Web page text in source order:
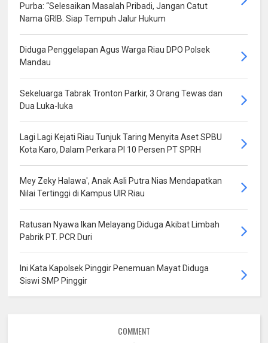
Purba: “Selesaikan Masalah Pribadi, Jangan Catut
Nama GRIB. Siap Tempuh Jalur Hukum
Diduga Penggelapan Agus Warga Riau DPO Polsek
Mandau
Sekeluarga Tabrak Tronton Parkir, 3 Orang Tewas dan
Dua Luka-luka
Lagi Lagi Kejati Riau Tunjuk Taring Menyita Aset SPBU
Kota Karo, Dalam Perkara PI 10 Persen PT SPRH
Mey Zeky Halawa', Anak Asli Putra Nias Mendapatkan
Nilai Tertinggi di Kampus UIR Riau
Ratusan Nyawa Ikan Melayang Diduga Akibat Limbah
Pabrik PT. PCR Duri
Ini Kata Kapolsek Pinggir Penemuan Mayat Diduga
Siswi SMP Pinggir
COMMENT